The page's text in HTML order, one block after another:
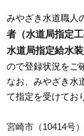
みやざき水道職人
者（水道局指定
水道局指定給水
ので登録状況をご
なお、みやざき水
て指定を受けてお
宮崎市（10414号）